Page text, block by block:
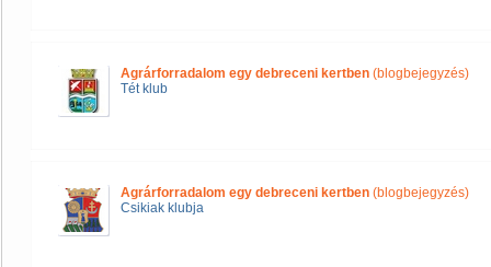
Agrárforradalom egy debreceni kertben (blogbejegyzés)
Tét klub
Agrárforradalom egy debreceni kertben (blogbejegyzés)
Csikiak klubja